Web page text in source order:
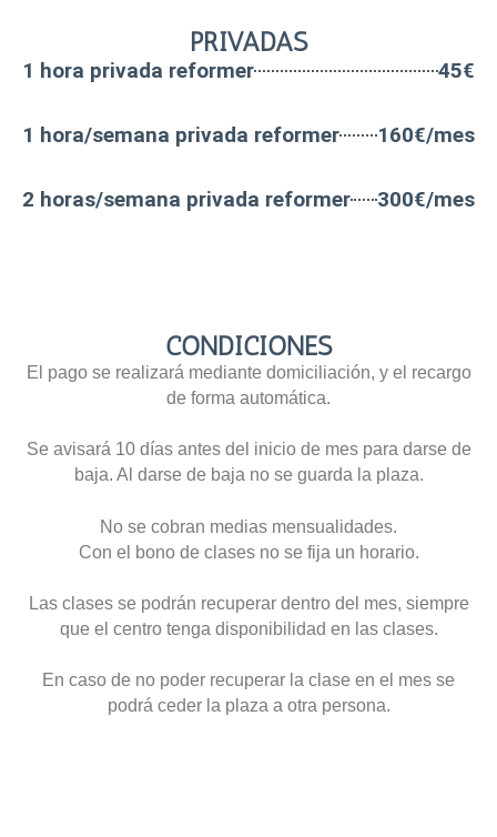
PRIVADAS
1 hora privada reformer 45€
1 hora/semana privada reformer 160€/mes
2 horas/semana privada reformer 300€/mes
CONDICIONES
El pago se realizará mediante domiciliación, y el recargo
de forma automática.
Se avisará 10 días antes del inicio de mes para darse de
baja. Al darse de baja no se guarda la plaza.
No se cobran medias mensualidades.
Con el bono de clases no se fija un horario.
Las clases se podrán recuperar dentro del mes, siempre
que el centro tenga disponibilidad en las clases.
En caso de no poder recuperar la clase en el mes se
podrá ceder la plaza a otra persona.